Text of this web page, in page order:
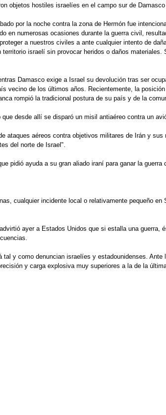
objetos hostiles israelíes en el campo sur de Damasco
por la noche contra la zona de Hermón fue
numerosas ocasiones durante la guerra civil,
a nuestros civiles a ante cualquier intento de
israelí sin provocar heridos o daños
Damasco exige a Israel su devolución tras ser
vecino de los últimos años. Recientemente, la
rompió la tradicional postura de su país y de la
desde allí se disparó un misil antiaéreo contra un
ataques aéreos contra objetivos militares de Irán y
del norte de Israel".
pidió ayuda a su gran aliado iraní para ganar la guerra
cualquier incidente local o relativamente pequeño
ayer a Estados Unidos que si estalla una guerra,
y como denuncian israelíes y estadounidenses.
y carga explosiva muy superiores a la de la